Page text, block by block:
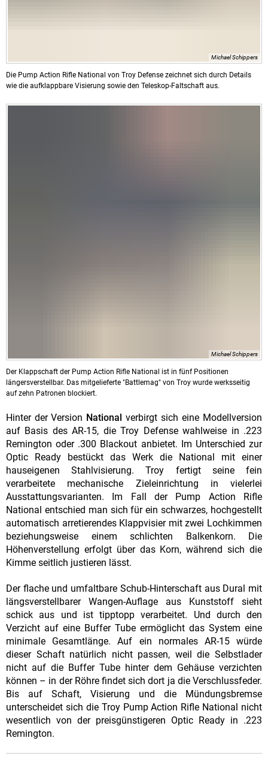
Michael Schippers
Die Pump Action Rifle National von Troy Defense zeichnet sich durch Details
wie die aufklappbare Visierung sowie den Teleskop-Faltschaft aus.
Michael Schippers
Der Klappschaft der Pump Action Rifle National ist in fünf Positionen
längersverstellbar. Das mitgelieferte "Battlemag" von Troy wurde werksseitig
auf zehn Patronen blockiert.
Hinter der Version National verbirgt sich eine Modellversion
auf Basis des AR-15, die Troy Defense wahlweise in .223
Remington oder .300 Blackout anbietet. Im Unterschied zur
Optic Ready bestückt das Werk die National mit einer
hauseigenen Stahlvisierung. Troy fertigt seine fein
verarbeitete mechanische Zieleinrichtung in vielerlei
Ausstattungsvarianten. Im Fall der Pump Action Rifle
National entschied man sich für ein schwarzes, hochgestellt
automatisch arretierendes Klappvisier mit zwei Lochkimmen
beziehungsweise einem schlichten Balkenkorn. Die
Höhenverstellung erfolgt über das Korn, während sich die
Kimme seitlich justieren lässt.
Der flache und umfaltbare Schub-Hinterschaft aus Dural mit
längsverstellbarer Wangen-Auflage aus Kunststoff sieht
schick aus und ist tipptopp verarbeitet. Und durch den
Verzicht auf eine Buffer Tube ermöglicht das System eine
minimale Gesamtlänge. Auf ein normales AR-15 würde
dieser Schaft natürlich nicht passen, weil die Selbstlader
nicht auf die Buffer Tube hinter dem Gehäuse verzichten
können – in der Röhre findet sich dort ja die Verschlussfeder.
Bis auf Schaft, Visierung und die Mündungsbremse
unterscheidet sich die Troy Pump Action Rifle National nicht
wesentlich von der preisgünstigeren Optic Ready in .223
Remington.